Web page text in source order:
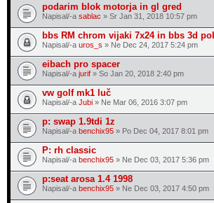
podarim blok motorja in gl gred
Napisal/-a sablac » Sr Jan 31, 2018 10:57 pm
bbs RM chrom vijaki 7x24 in bbs 3d
Napisal/-a uros_s » Ne Dec 24, 2017 5:24 pm
eibach pro spacer
Napisal/-a jurif » So Jan 20, 2018 2:40 pm
vw golf mk1 luč
Napisal/-a Jubi » Ne Mar 06, 2016 3:07 pm
p: swap 1.9tdi 1z
Napisal/-a benchix95 » Po Dec 04, 2017 8:01 pm
P: rh classic
Napisal/-a benchix95 » Ne Dec 03, 2017 5:36 pm
p:seat arosa 1.4 1998
Napisal/-a benchix95 » Ne Dec 03, 2017 4:50 pm